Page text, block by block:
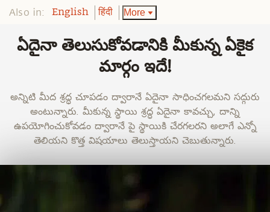
Also in: English हिंदी More
ఏదైనా తెలుసుకోవడానికి మీకున్న ఏకైక
మార్గం ఇదే!
అన్నిటి మీద శ్రద్ధ చూపడం ద్వారానే ఏదైనా సాధించగలమని సద్గురు
అంటున్నారు. మీకున్న స్థాయి శ్రద్ధ ఏదైనా కావచ్చు, దాన్ని
ఉపయోగించుకోవడం ద్వారానే పై స్థాయికి చేరగలరని అలాగే ఎన్నో
తెలియని కొత్త విషయాలు తెలుస్తాయని చెబుతున్నారు.